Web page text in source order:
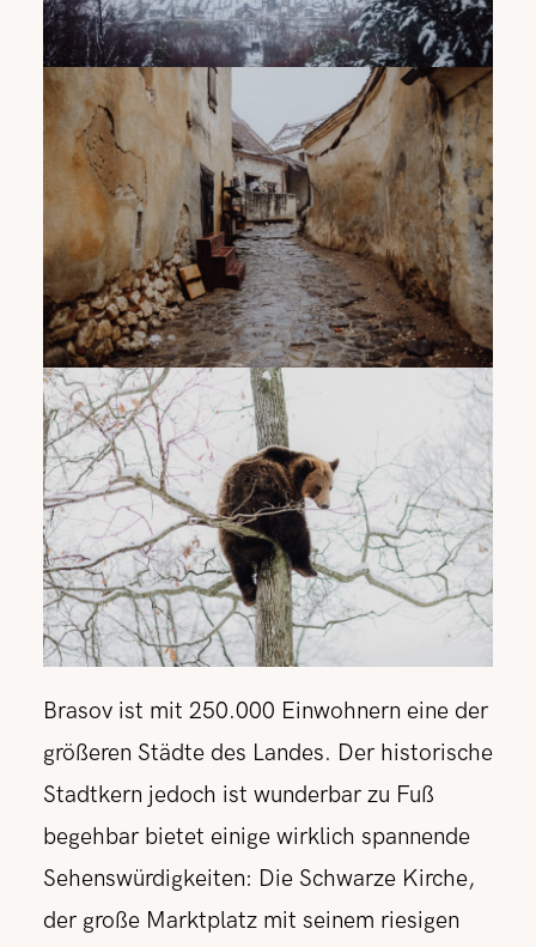
Brasov ist mit 250.000 Einwohnern eine der
größeren Städte des Landes. Der historische
Stadtkern jedoch ist wunderbar zu Fuß
begehbar bietet einige wirklich spannende
Sehenswürdigkeiten: Die Schwarze Kirche,
der große Marktplatz mit seinem riesigen